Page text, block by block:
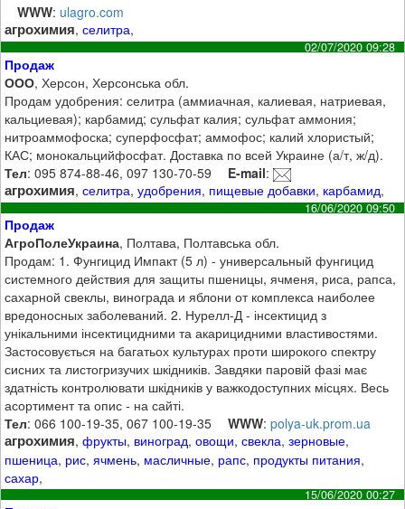
WWW: ulagro.com
агрохимия,селитра,
02/07/2020 09:28
Продаж
ООО, Херсон, Херсонська обл.
Продам удобрения: селитра (аммиачная, калиевая, натриевая,
кальциевая); карбамид; сульфат калия; сульфат аммония;
нитроаммофоска; суперфосфат; аммофос; калий хлористый;
КАС; монокальцийфосфат. Доставка по всей Украине (а/т, ж/д).
Тел: 095 874-88-46, 097 130-70-59 E-mail:
агрохимия,селитра,удобрения, пищевые добавки, карбамид,
16/06/2020 09:50
Продаж
АгроПолеУкраина, Полтава, Полтавська обл.
Продам: 1. Фунгицид Импакт (5 л) - универсальный фунгицид
системного действия для защиты пшеницы, ячменя, риса, рапса,
сахарной свеклы, винограда и яблони от комплекса наиболее
вредоносных заболеваний. 2. Нурелл-Д - інсектицид з
унікальними інсектицидними та акарицидними властивостями.
Застосовується на багатьох культурах проти широкого спектру
сисних та листогризучих шкідників. Завдяки паровій фазі має
здатність контролювати шкідників у важкодоступних місцях. Весь
асортимент та опис - на сайті.
Тел: 066 100-19-35, 067 100-19-35 WWW:polya-uk.prom.ua
агрохимия,фрукты, виноград,овощи,свекла,зерновые,
пшеница, рис,ячмень, масличные, рапс, продукты питания,
сахар,
15/06/2020 00:27